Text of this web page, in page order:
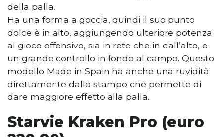
della palla.
Ha una forma a goccia, quindi il suo punto
dolce è in alto, aggiungendo ulteriore potenza
al gioco offensivo, sia in rete che in dall’alto, e
un grande controllo in fondo al campo. Questo
modello Made in Spain ha anche una ruvidità
direttamente dallo stampo che permette di
dare maggiore effetto alla palla.
Starvie Kraken Pro (euro